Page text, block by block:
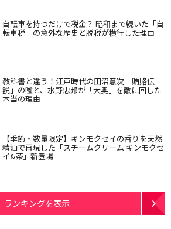
自転車を持つだけで税金？ 昭和まで続いた「自
転車税」の意外な歴史と脱税が横行した理由
教科書と違う！江戸時代の田沼意次「賄賂伝
説」の嘘と、水野忠邦が「大奥」を敵に回した
本当の理由
【季節・数量限定】キンモクセイの香りを天然
精油で再現した「スチームクリーム キンモクセ
イ&茶」新登場
ランキングを表示